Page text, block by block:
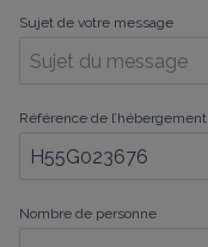
Sujet de votre message
Référence de l’hébergement
Nombre de personne